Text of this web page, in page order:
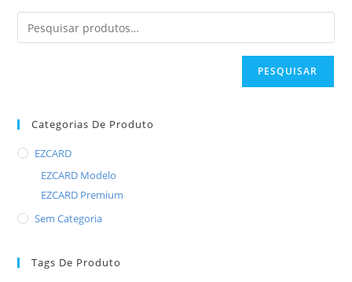
PESQUISAR
Categorias De Produto
EZCARD
EZCARD Modelo
EZCARD Premium
Sem Categoria
Tags De Produto